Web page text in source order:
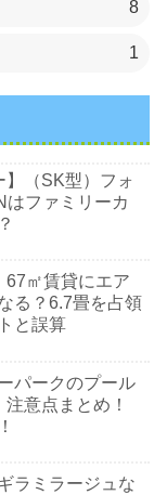
8
1
】（SK型）フォ
はファミリーカ
67㎡賃貸にエア
る？6.7畳を占領
と誤算
パークのプール
意点まとめ！
ラミラージュな